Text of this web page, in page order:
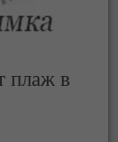
плаж в